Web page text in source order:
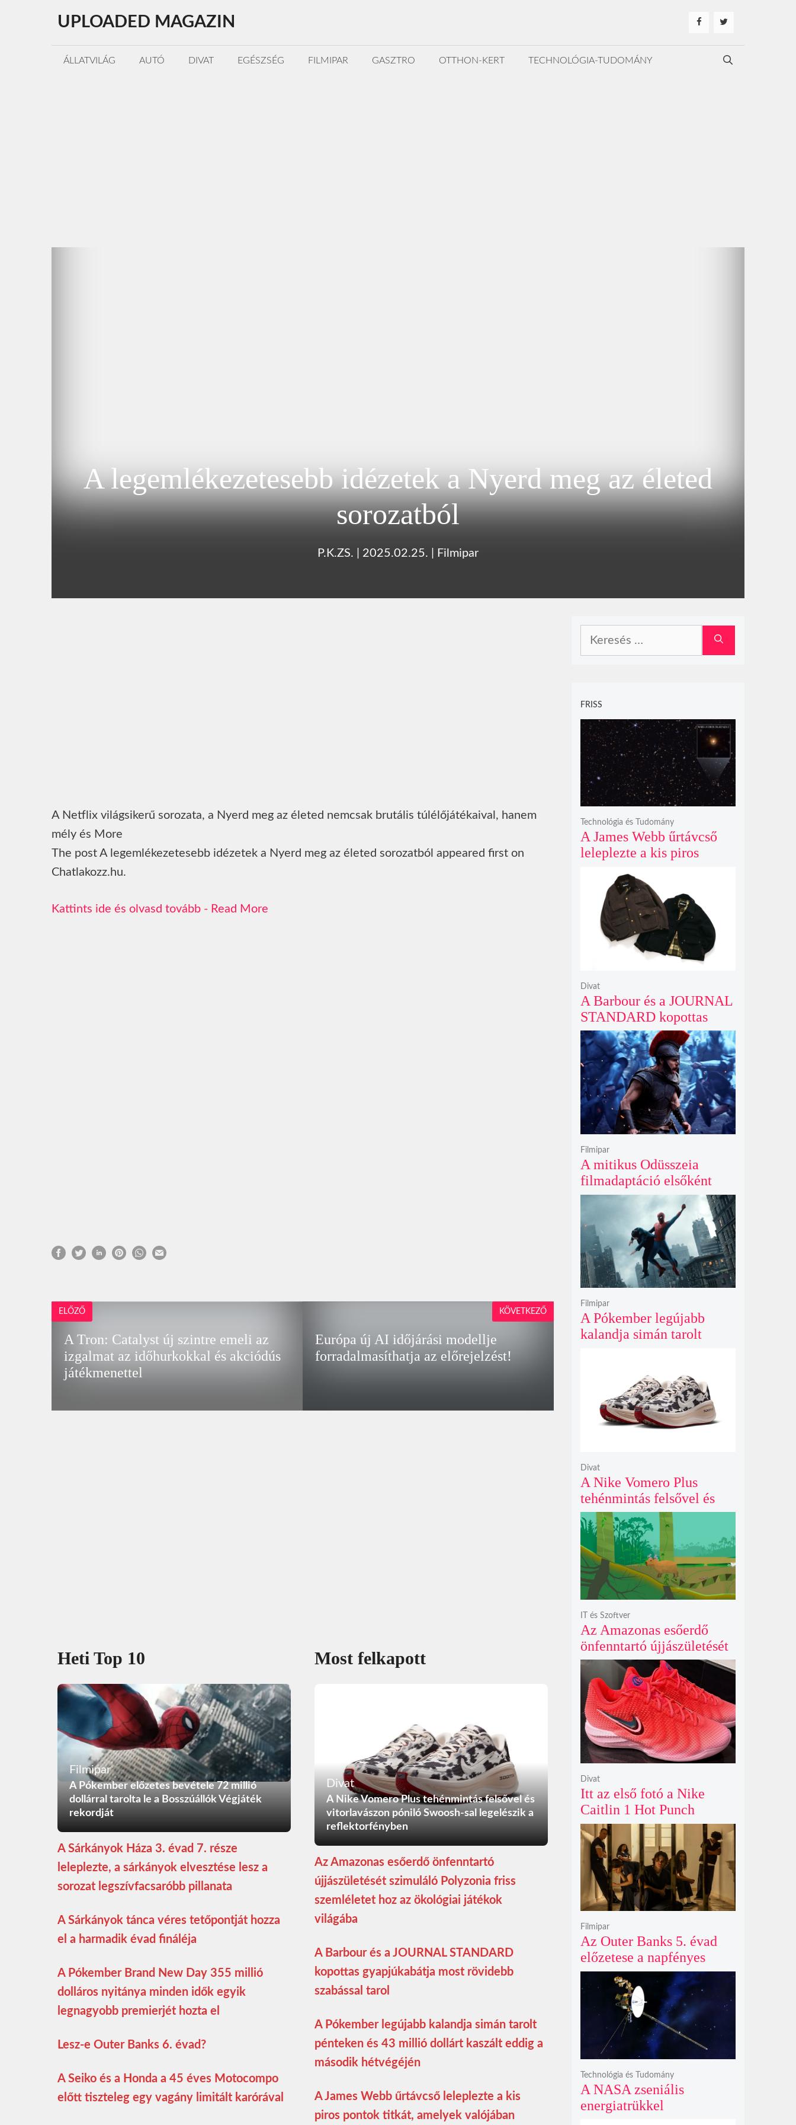
tartalomba
UPLOADED MAGAZIN
ÁLLATVILÁG AUTÓ DIVAT EGÉSZSÉG FILMIPAR GASZTRO OTTHON-KERT TECHNOLÓGIA-TUDOMÁNY
A legemlékezetesebb idézetek a Nyerd meg az életed
sorozatból
P.K.ZS. 2025.02.25. Filmipar
A Netflix világsikerű sorozata, a Nyerd meg az életed nemcsak brutális túlélőjátékaival, hanem
mély és More
The post A legemlékezetesebb idézetek a Nyerd meg az életed sorozatból appeared first on
Chatlakozz.hu.
Read More
ELŐZŐ
A Tron: Catalyst új szintre emeli az
izgalmat az időhurkokkal és akciódús
játékmenettel
Európa új AI időjárási modellje
forradalmasíthatja az előrejelzést!
KÖVETKEZŐ
Heti Top 10
Filmipar
A Pókember előzetes bevétele 72 millió
dollárral tarolta le a Bosszúállók Végjáték
rekordját
A Sárkányok Háza 3. évad 7. része
leleplezte, a sárkányok elvesztése lesz a
sorozat legszívfacsaróbb pillanata
A Sárkányok tánca véres tetőpontját hozza
el a harmadik évad fináléja
A Pókember Brand New Day 355 millió
dolláros nyitánya minden idők egyik
legnagyobb premierjét hozta el
Lesz-e Outer Banks 6. évad?
A Seiko és a Honda a 45 éves Motocompo
előtt tiszteleg egy vagány limitált karórával
Most felkapott
Divat
A Nike Vomero Plus tehénmintás felsővel és
vitorlavászon póniló Swoosh-sal legelészik a
reflektorfényben
Az Amazonas esőerdő önfenntartó
újjászületését szimuláló Polyzonia friss
szemléletet hoz az ökológiai játékok
világába
A Barbour és a JOURNAL STANDARD
kopottas gyapjúkabátja most rövidebb
szabással tarol
A Pókember legújabb kalandja simán tarolt
pénteken és 43 millió dollárt kaszált eddig a
második hétvégéjén
A James Webb űrtávcső leleplezte a kis
piros pontok titkát, amelyek valójában
FRISS
A James Webb űrtávcső
leleplezte a kis piros
valójában fényes
galaxismagok óriási
távolságban
Technológia és Tudomány
A Barbour és a JOURNAL
STANDARD kopottas
gyapjúkabátja most
rövidebb szabással tarol
Divat
A mitikus Odüsszeia
filmadaptáció elsőként
lépte át a bűvös
egymilliárd dolláros
álomhatárt a globális
mozipénztáraknál
Filmipar
A Pókember legújabb
kalandja simán tarolt
második hétvégéjén
Filmipar
A Nike Vomero Plus
tehénmintás felsővel és
vitorlavászon póniló
Swoosh-sal legelészik a
reflektorfényben
Divat
Az Amazonas esőerdő
önfenntartó újjászületését
szimuláló Polyzonia friss
szemléletet hoz az
ökológiai játékok világába
IT és Szoftver
Itt az első fotó a Nike
Caitlin 1 Hot Punch
cipőjéről brutálisan ütős
színben
Divat
Az Outer Banks 5. évad
előzetese a napfényes
kalandok helyett
kíméletlen
bosszúhadjáratot ígér
Filmipar
A NASA zseniális
energiatrükkel
Technológia és Tudomány